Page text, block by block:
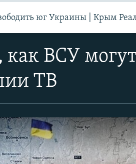
юг Украины | Крым
ВСУ
ТВ